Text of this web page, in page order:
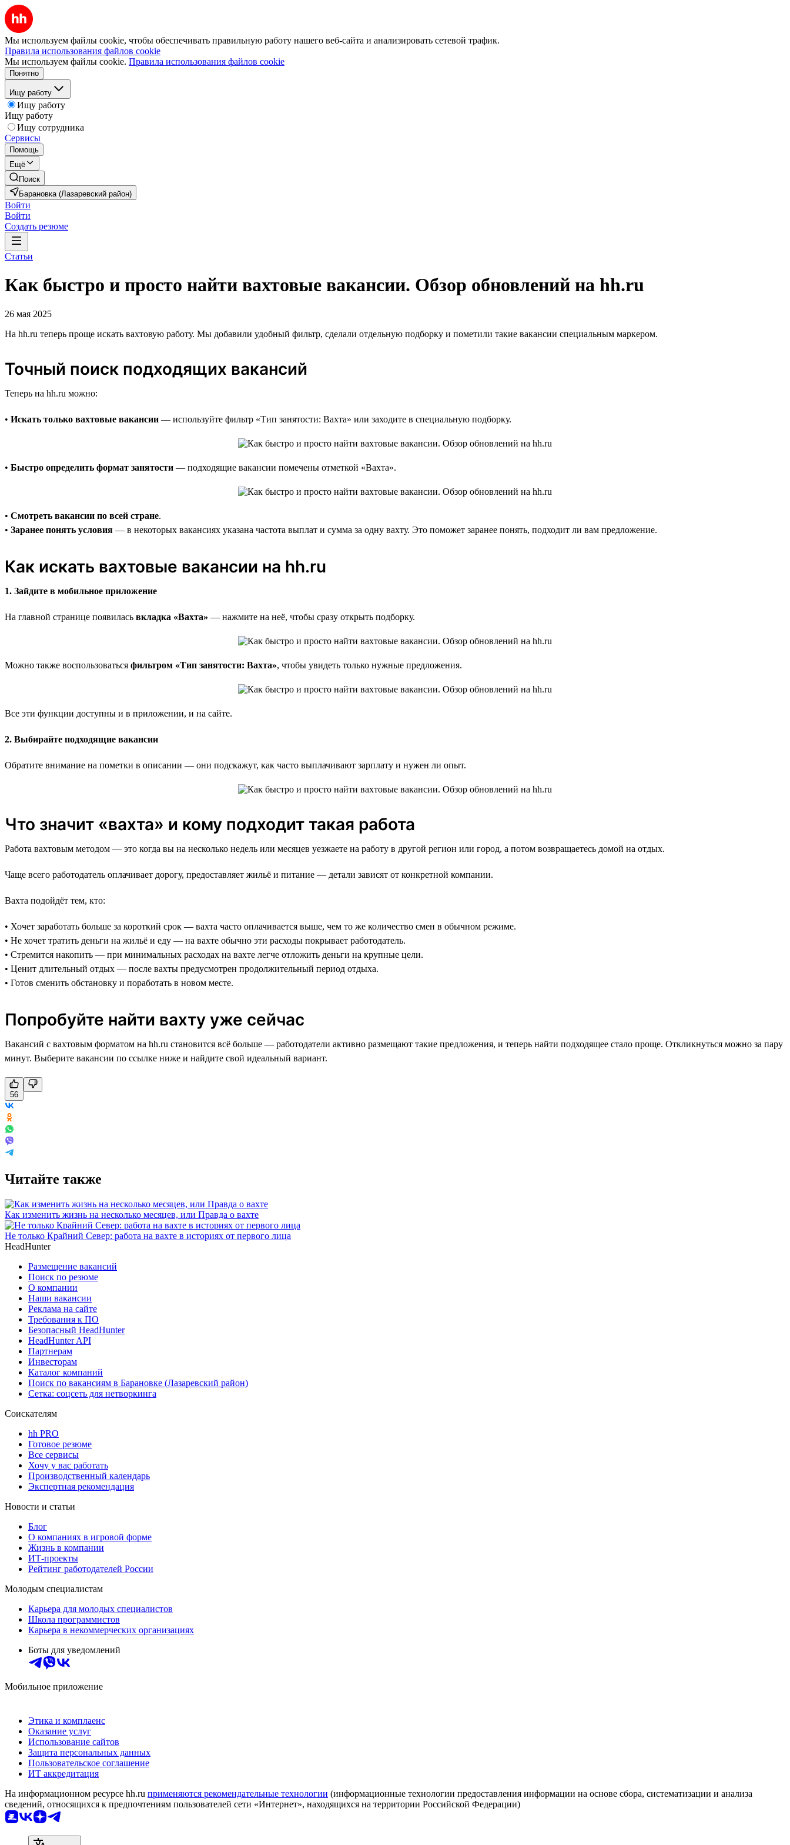
Мы используем файлы cookie, чтобы обеспечивать правильную работу нашего веб-сайта и анализировать сетевой трафик.
Правила использования файлов cookie
Мы используем файлы cookie. Правила использования файлов cookie
Понятно
Ищу работу
Ищу работу
Ищу работу
Ищу сотрудника
Сервисы
Помощь
Ещё
Поиск
Барановка (Лазаревский район)
Войти
Войти
Создать резюме
Статьи
Как быстро и просто найти вахтовые вакансии. Обзор обновлений на hh.ru
26 мая 2025
На hh.ru теперь проще искать вахтовую работу. Мы добавили удобный фильтр, сделали отдельную подборку и пометили такие вакансии специальным маркером.
Точный поиск подходящих вакансий
Теперь на hh.ru можно:
• Искать только вахтовые вакансии — используйте фильтр «Тип занятости: Вахта» или заходите в специальную подборку.
• Быстро определить формат занятости — подходящие вакансии помечены отметкой «Вахта».
• Смотреть вакансии по всей стране.
• Заранее понять условия — в некоторых вакансиях указана частота выплат и сумма за одну вахту. Это поможет заранее понять, подходит ли вам предложение.
Как искать вахтовые вакансии на hh.ru
1. Зайдите в мобильное приложение
На главной странице появилась вкладка «Вахта» — нажмите на неё, чтобы сразу открыть подборку.
Можно также воспользоваться фильтром «Тип занятости: Вахта», чтобы увидеть только нужные предложения.
Все эти функции доступны и в приложении, и на сайте.
2. Выбирайте подходящие вакансии
Обратите внимание на пометки в описании — они подскажут, как часто выплачивают зарплату и нужен ли опыт.
Что значит «вахта» и кому подходит такая работа
Работа вахтовым методом — это когда вы на несколько недель или месяцев уезжаете на работу в другой регион или город, а потом возвращаетесь домой на отдых.
Чаще всего работодатель оплачивает дорогу, предоставляет жильё и питание — детали зависят от конкретной компании.
Вахта подойдёт тем, кто:
• Хочет заработать больше за короткий срок — вахта часто оплачивается выше, чем то же количество смен в обычном режиме.
• Не хочет тратить деньги на жильё и еду — на вахте обычно эти расходы покрывает работодатель.
• Стремится накопить — при минимальных расходах на вахте легче отложить деньги на крупные цели.
• Ценит длительный отдых — после вахты предусмотрен продолжительный период отдыха.
• Готов сменить обстановку и поработать в новом месте.
Попробуйте найти вахту уже сейчас
Вакансий с вахтовым форматом на hh.ru становится всё больше — работодатели активно размещают такие предложения, и теперь найти подходящее стало проще. Откликнуться можно за пару
минут. Выберите вакансии по ссылке ниже и найдите свой идеальный вариант.
56
Читайте также
Как изменить жизнь на несколько месяцев, или Правда о вахте
Не только Крайний Север: работа на вахте в историях от первого лица
HeadHunter
Размещение вакансий
Поиск по резюме
О компании
Наши вакансии
Реклама на сайте
Требования к ПО
Безопасный HeadHunter
HeadHunter API
Партнерам
Инвесторам
Каталог компаний
Поиск по вакансиям в Барановке (Лазаревский район)
Сетка: соцсеть для нетворкинга
Соискателям
hh PRO
Готовое резюме
Все сервисы
Хочу у вас работать
Производственный календарь
Экспертная рекомендация
Новости и статьи
Блог
О компаниях в игровой форме
Жизнь в компании
ИТ-проекты
Рейтинг работодателей России
Молодым специалистам
Карьера для молодых специалистов
Школа программистов
Карьера в некоммерческих организациях
Боты для уведомлений
Мобильное приложение
Этика и комплаенс
Оказание услуг
Использование сайтов
Защита персональных данных
Пользовательское соглашение
ИТ аккредитация
На информационном ресурсе hh.ru применяются рекомендательные технологии (информационные технологии предоставления информации на основе сбора, систематизации и анализа
сведений, относящихся к предпочтениям пользователей сети «Интернет», находящихся на территории Российской Федерации)